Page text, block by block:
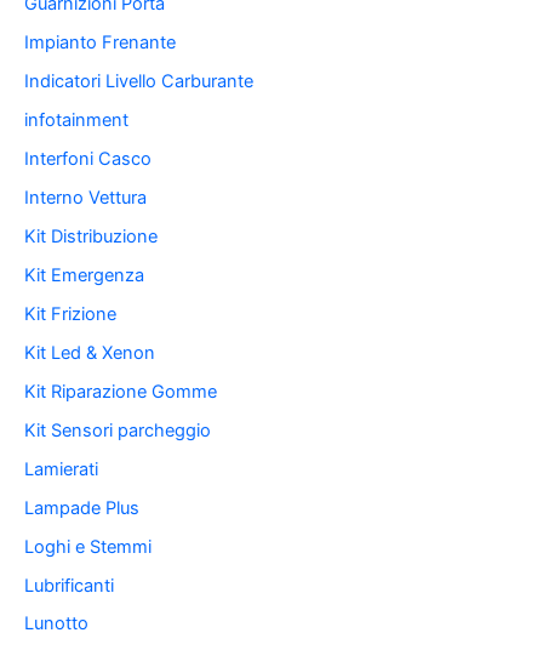
Impianto Frenante
Indicatori Livello Carburante
infotainment
Interfoni Casco
Interno Vettura
Kit Distribuzione
Kit Emergenza
Kit Frizione
Kit Led & Xenon
Kit Riparazione Gomme
Kit Sensori parcheggio
Lamierati
Lampade Plus
Loghi e Stemmi
Lubrificanti
Lunotto